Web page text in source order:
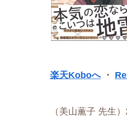
楽天Koboへ・
（美山薫子 先生